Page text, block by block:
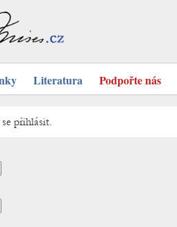
Literatura Podpořte nás
přihlásit.